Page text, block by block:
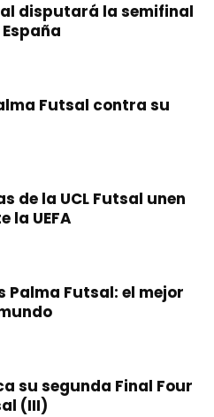
disputará la semifinal
Futsal contra su
de la UCL Futsal unen
la UEFA
Palma Futsal: el mejor
su segunda Final Four
(III)